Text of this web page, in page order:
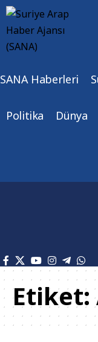
SANA Haberleri
Politika Dünya
Etiket: